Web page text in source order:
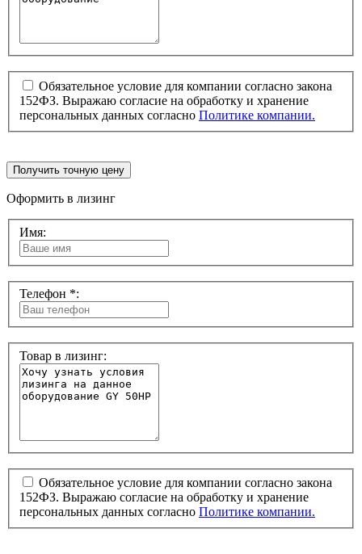
Обязательное условие для компании согласно закона
152ФЗ. Выражаю согласие на обработку и хранение
персональных данных согласно Политике компании.
Получить точную цену
Оформить в лизинг
Имя:
Телефон *:
Товар в лизинг:
Обязательное условие для компании согласно закона
152ФЗ. Выражаю согласие на обработку и хранение
персональных данных согласно Политике компании.